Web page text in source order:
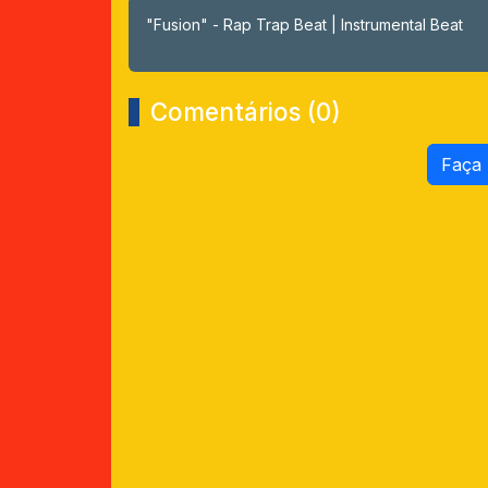
"Fusion" - Rap Trap Beat | Instrumental Beat
Comentários (0)
Faça